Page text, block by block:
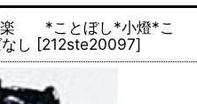
楽 *ことぼし*小燈*こ
し [212ste20097]